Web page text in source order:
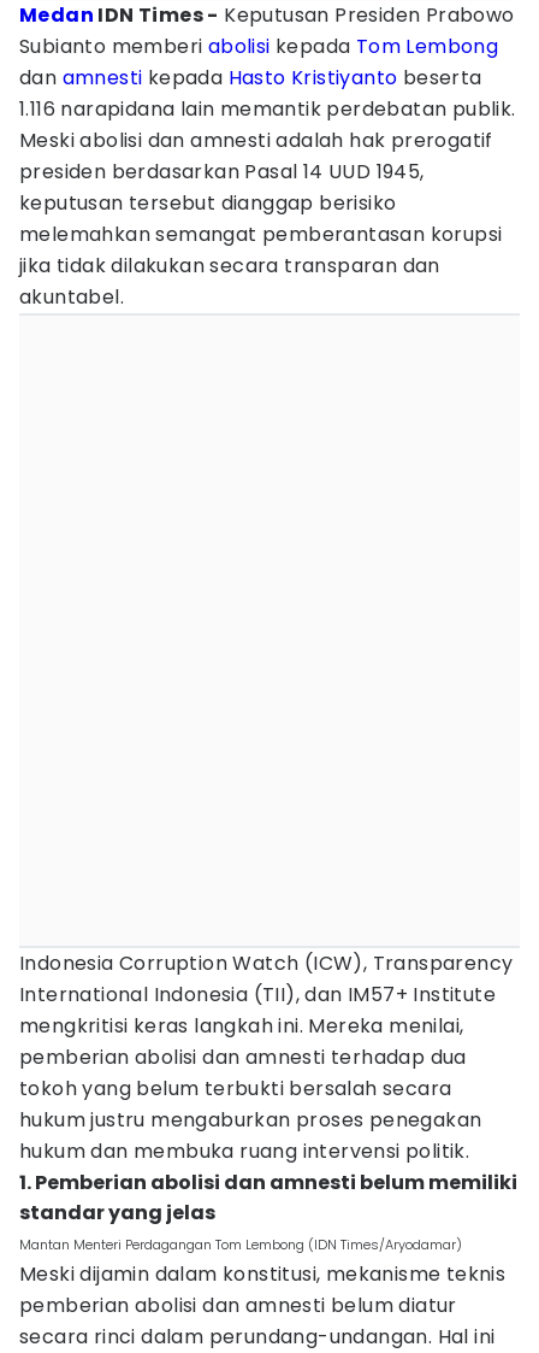
Medan IDN Times - Keputusan Presiden Prabowo
Subianto memberi abolisi kepada Tom Lembong
dan amnesti kepada Hasto Kristiyanto beserta
1.116 narapidana lain memantik perdebatan publik.
Meski abolisi dan amnesti adalah hak prerogatif
presiden berdasarkan Pasal 14 UUD 1945,
keputusan tersebut dianggap berisiko
melemahkan semangat pemberantasan korupsi
jika tidak dilakukan secara transparan dan
akuntabel.
Indonesia Corruption Watch (ICW), Transparency
International Indonesia (TII), dan IM57+ Institute
mengkritisi keras langkah ini. Mereka menilai,
pemberian abolisi dan amnesti terhadap dua
tokoh yang belum terbukti bersalah secara
hukum justru mengaburkan proses penegakan
hukum dan membuka ruang intervensi politik.
1. Pemberian abolisi dan amnesti belum memiliki
standar yang jelas
Mantan Menteri Perdagangan Tom Lembong (IDN Times/Aryodamar)
Meski dijamin dalam konstitusi, mekanisme teknis
pemberian abolisi dan amnesti belum diatur
secara rinci dalam perundang-undangan. Hal ini